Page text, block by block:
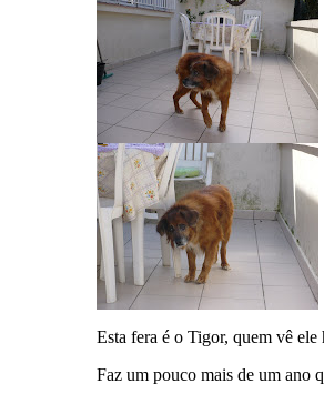
Esta fera é o Tigor, quem vê
Faz um pouco mais de um ano